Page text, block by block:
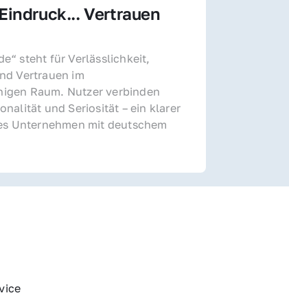
Vertrauen
steht für Verlässlichkeit,
Vertrauen im
Raum. Nutzer verbinden
und Seriosität – ein klarer
Unternehmen mit deutschem